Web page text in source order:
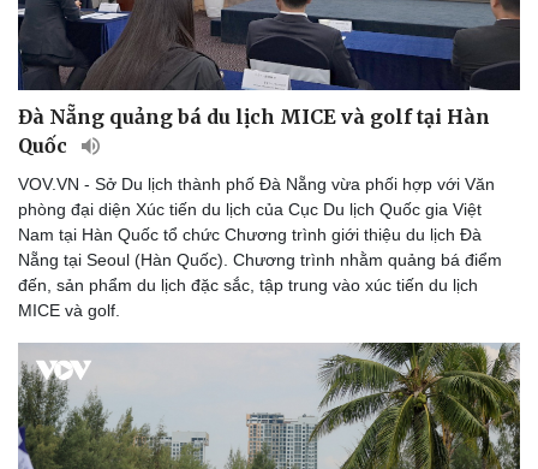
Đà Nẵng quảng bá du lịch MICE và golf tại Hàn
Quốc
VOV.VN - Sở Du lịch thành phố Đà Nẵng vừa phối hợp với Văn
phòng đại diện Xúc tiến du lịch của Cục Du lịch Quốc gia Việt
Nam tại Hàn Quốc tổ chức Chương trình giới thiệu du lịch Đà
Nẵng tại Seoul (Hàn Quốc). Chương trình nhằm quảng bá điểm
đến, sản phẩm du lịch đặc sắc, tập trung vào xúc tiến du lịch
MICE và golf.